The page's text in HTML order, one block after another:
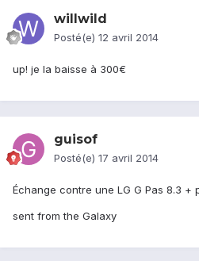
willwild
Posté(e) 12 avril 2014
up! je la baisse à 300€
guisof
Posté(e) 17 avril 2014
Échange contre une LG G Pas 8.3 +
sent from the Galaxy